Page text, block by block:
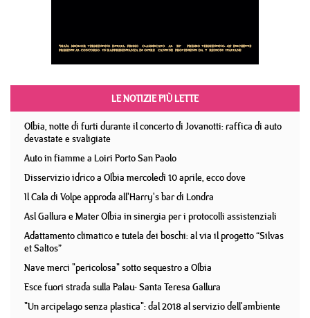
LE NOTIZIE PIÙ LETTE
Olbia, notte di furti durante il concerto di Jovanotti: raffica di auto
devastate e svaligiate
Auto in fiamme a Loiri Porto San Paolo
Disservizio idrico a Olbia mercoledì 10 aprile, ecco dove
Il Cala di Volpe approda all'Harry's bar di Londra
Asl Gallura e Mater Olbia in sinergia per i protocolli assistenziali
Adattamento climatico e tutela dei boschi: al via il progetto “Silvas
et Saltos”
Nave merci "pericolosa" sotto sequestro a Olbia
Esce fuori strada sulla Palau- Santa Teresa Gallura
"Un arcipelago senza plastica": dal 2018 al servizio dell'ambiente